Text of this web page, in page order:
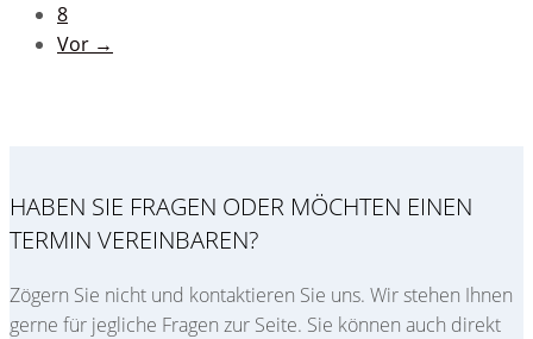
8
Vor →
HABEN SIE FRAGEN ODER MÖCHTEN EINEN
TERMIN VEREINBAREN?
Zögern Sie nicht und kontaktieren Sie uns. Wir stehen Ihnen
gerne für jegliche Fragen zur Seite. Sie können auch direkt